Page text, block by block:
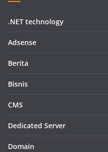
.NET technology
Adsense
Berita
Bisnis
CMS
Dedicated Server
Domain